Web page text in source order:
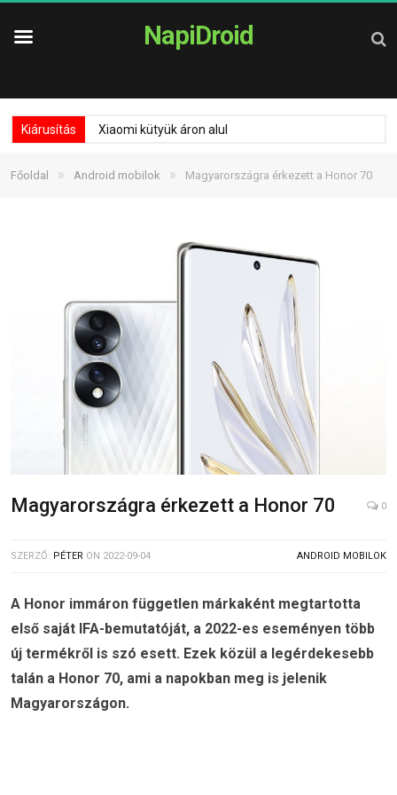
NapiDroid
Kiárusítás Xiaomi kütyük áron alul
Főoldal » Android mobilok » Magyarországra érkezett a Honor 70
Magyarországra érkezett a Honor 70 0
SZERZŐ: PÉTER ON 2022-09-04 ANDROID MOBILOK
A Honor immáron független márkaként megtartotta
első saját IFA-bemutatóját, a 2022-es eseményen több
új termékről is szó esett. Ezek közül a legérdekesebb
talán a Honor 70, ami a napokban meg is jelenik
Magyarországon.